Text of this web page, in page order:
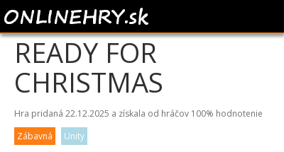
CELEBRITIES GET
READY FOR
CHRISTMAS
Hra pridaná 22.12.2025 a získala od hráčov 100% hodnotenie
Zábavná
Unity